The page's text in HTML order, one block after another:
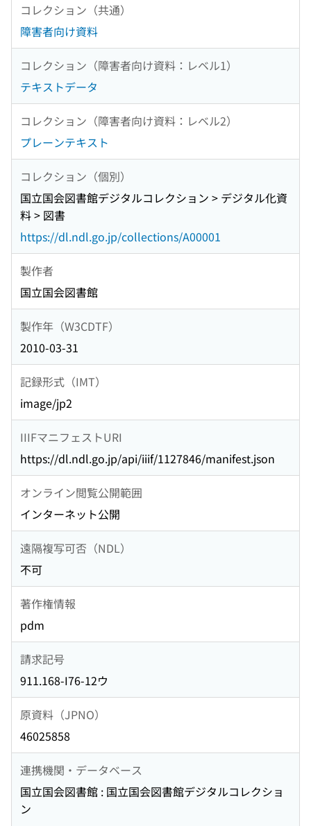
コレクション（共通）
障害者向け資料
コレクション（障害者向け資料：レベル1）
テキストデータ
コレクション（障害者向け資料：レベル2）
プレーンテキスト
コレクション（個別）
国立国会図書館デジタルコレクション > デジタル化資
料 > 図書
https://dl.ndl.go.jp/collections/A00001
製作者
国立国会図書館
製作年（W3CDTF）
2010-03-31
記録形式（IMT）
image/jp2
IIIFマニフェストURI
https://dl.ndl.go.jp/api/iiif/1127846/manifest.json
オンライン閲覧公開範囲
インターネット公開
遠隔複写可否（NDL）
不可
著作権情報
pdm
請求記号
911.168-I76-12ウ
原資料（JPNO）
46025858
連携機関・データベース
国立国会図書館 : 国立国会図書館デジタルコレクショ
ン